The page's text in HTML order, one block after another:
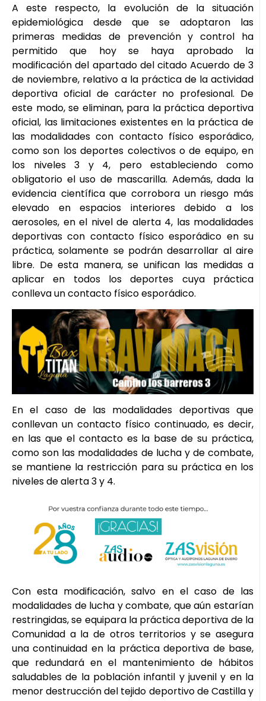
A este respecto, la evolución de la situación
epidemiológica desde que se adoptaron las
primeras medidas de prevención y control ha
permitido que hoy se haya aprobado la
modificación del apartado del citado Acuerdo de 3
de noviembre, relativo a la práctica de la actividad
deportiva oficial de carácter no profesional. De
este modo, se eliminan, para la práctica deportiva
oficial, las limitaciones existentes en la práctica de
las modalidades con contacto físico esporádico,
como son los deportes colectivos o de equipo, en
los niveles 3 y 4, pero estableciendo como
obligatorio el uso de mascarilla. Además, dada la
evidencia científica que corrobora un riesgo más
elevado en espacios interiores debido a los
aerosoles, en el nivel de alerta 4, las modalidades
deportivas con contacto físico esporádico en su
práctica, solamente se podrán desarrollar al aire
libre. De esta manera, se unifican las medidas a
aplicar en todos los deportes cuya práctica
conlleva un contacto físico esporádico.
En el caso de las modalidades deportivas que
conllevan un contacto físico continuado, es decir,
en las que el contacto es la base de su práctica,
como son las modalidades de lucha y de combate,
se mantiene la restricción para su práctica en los
niveles de alerta 3 y 4.
Con esta modificación, salvo en el caso de las
modalidades de lucha y combate, que aún estarían
restringidas, se equipara la práctica deportiva de la
Comunidad a la de otros territorios y se asegura
una continuidad en la práctica deportiva de base,
que redundará en el mantenimiento de hábitos
saludables de la población infantil y juvenil y en la
menor destrucción del tejido deportivo de Castilla y